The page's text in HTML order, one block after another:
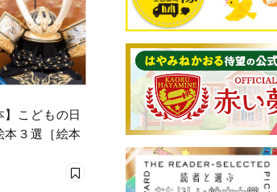
】こどもの日
本３選［絵本